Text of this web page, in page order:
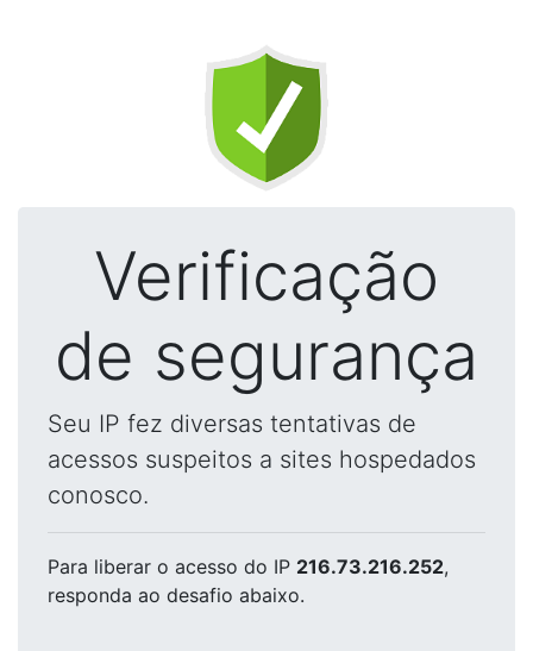
Verificação
de segurança
Seu IP fez diversas tentativas de
acessos suspeitos a sites hospedados
conosco.
Para liberar o acesso do IP 216.73.216.252,
responda ao desafio abaixo.